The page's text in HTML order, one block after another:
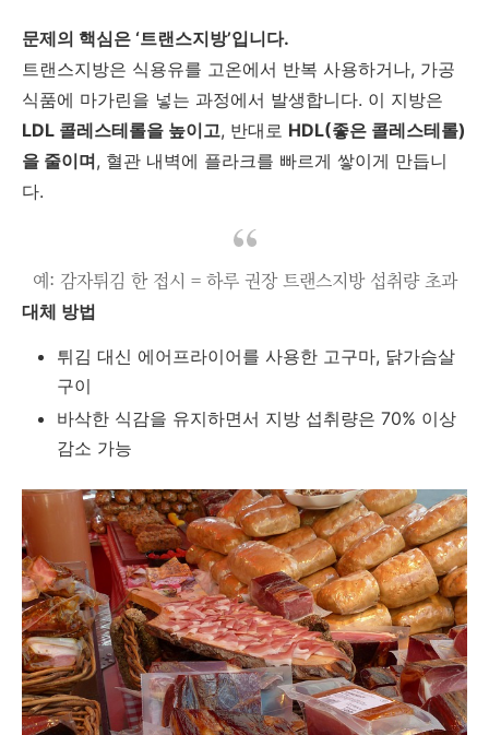
문제의 핵심은 ‘트랜스지방’입니다.
트랜스지방은 식용유를 고온에서 반복 사용하거나, 가공
식품에 마가린을 넣는 과정에서 발생합니다. 이 지방은
LDL 콜레스테롤을 높이고, 반대로 HDL(좋은 콜레스테롤)
을 줄이며, 혈관 내벽에 플라크를 빠르게 쌓이게 만듭니
다.
예: 감자튀김 한 접시 = 하루 권장 트랜스지방 섭취량 초과
대체 방법
튀김 대신 에어프라이어를 사용한 고구마, 닭가슴살
구이
바삭한 식감을 유지하면서 지방 섭취량은 70% 이상
감소 가능